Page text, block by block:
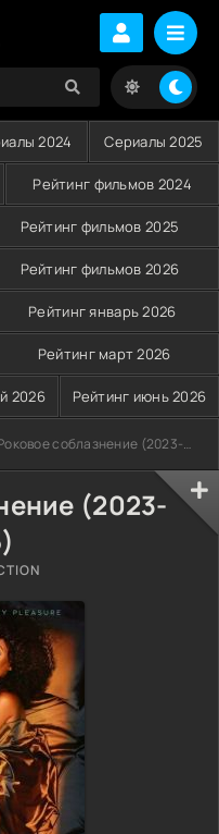
2024 Сериалы 2025
Рейтинг фильмов 2024
Рейтинг фильмов 2025
Рейтинг фильмов 2026
Рейтинг январь 2026
Рейтинг март 2026
2026 Рейтинг июнь 2026
соблазнение (2023-2025)
(2023-